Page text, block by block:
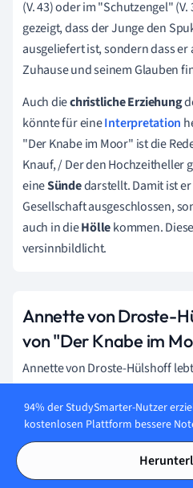
(V. 43) oder im "Schutzengel"
gezeigt, dass der Junge den
ausgeliefert ist, sondern dass
Zuhause und seinem Glauben
Auch diechristliche Erziehung
könnte für eineInterpretation
"Der Knabe im Moor" ist die
Knauf, / Der den Hochzeitheller
eineSündedarstellt. Damit ist
Gesellschaft ausgeschlossen,
auch in dieHöllekommen.
versinnbildlicht.
Annette von Droste-
von "Der Knabe im
Annette von Droste-Hülshoff
entstammte einem
einebedeutende deutsche
Komponistindes deutschen
adeligen Herkunft hatte Droste-
Vorgaben, wie sie ihr Leben zu
94% der StudySmarter-Nutzer
kostenlosen Plattform bessere